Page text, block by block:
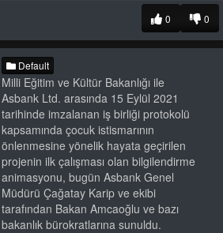
0
0
Default
Milli Eğitim ve Kültür Bakanlığı ile
Asbank Ltd. arasında 15 Eylül 2021
tarihinde imzalanan iş birliği protokolü
kapsamında çocuk istismarının
önlenmesine yönelik hayata geçirilen
projenin ilk çalışması olan bilgilendirme
animasyonu, bugün Asbank Genel
Müdürü Çağatay Karip ve ekibi
tarafından Bakan Amcaoğlu ve bazı
bakanlık bürokratlarına sunuldu.